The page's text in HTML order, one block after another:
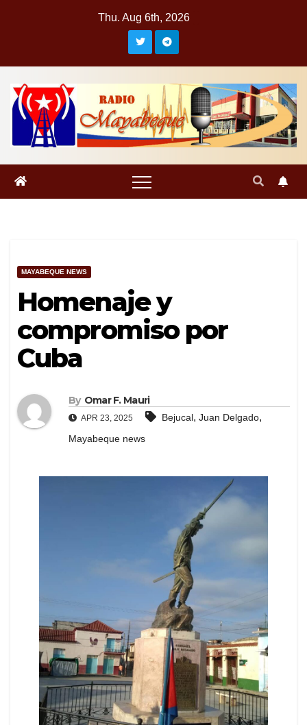
Thu. Aug 6th, 2026
MAYABEQUE NEWS
Homenaje y
compromiso por
Cuba
By Omar F. Mauri
APR 23, 2025 Bejucal, Juan Delgado,
Mayabeque news